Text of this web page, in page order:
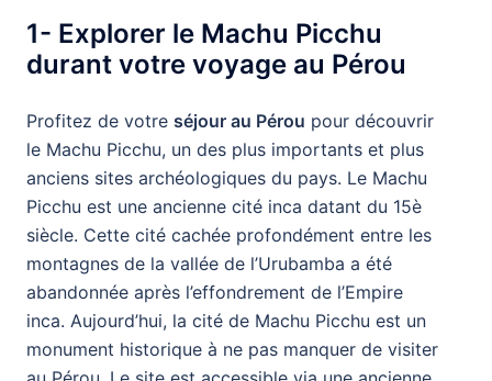
1- Explorer le Machu Picchu
durant votre voyage au Pérou
Profitez de votreséjour au Pérou pour découvrir
le Machu Picchu, un des plus importants et plus
anciens sites archéologiques du pays. Le Machu
Picchu est une ancienne cité inca datant du 15è
siècle. Cette cité cachée profondément entre les
montagnes de la vallée de l’Urubamba a été
abandonnée après l’effondrement de l’Empire
inca. Aujourd’hui, la cité de Machu Picchu est un
monument historique à ne pas manquer de visiter